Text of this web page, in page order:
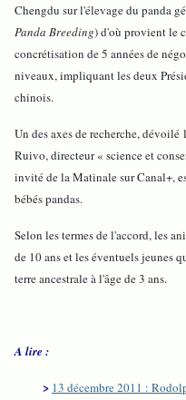
Chengdu sur l'élevage du panda
Panda Breeding) d'où provient le
concrétisation de 5 années de
niveaux, impliquant les deux
chinois.
Un des axes de recherche,
Ruivo, directeur « science et
invité de la Matinale sur Canal+,
bébés pandas.
Selon les termes de l'accord, les
de 10 ans et les éventuels jeunes
terre ancestrale à l'âge de 3 ans.
A lire :
> 13 décembre 2011 :